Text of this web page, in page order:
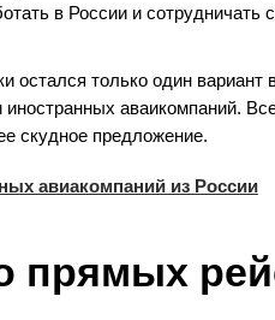
в России и
остался только один вариант
аваикомпаний.
скудное предложение.
авиакомпаний из России
прямых